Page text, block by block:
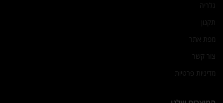
גלריה
תקנון
מפת אתר
צור קשר
מדיניות פרטיות